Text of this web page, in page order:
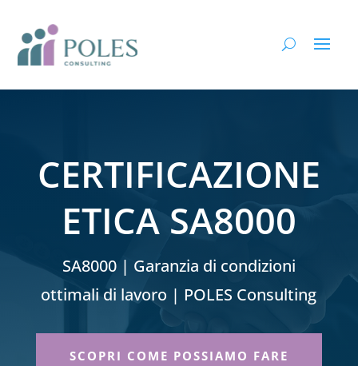
CERTIFICAZIONE
ETICA SA8000
SA8000 | Garanzia di condizioni
ottimali di lavoro | POLES Consulting
SCOPRI COME POSSIAMO FARE